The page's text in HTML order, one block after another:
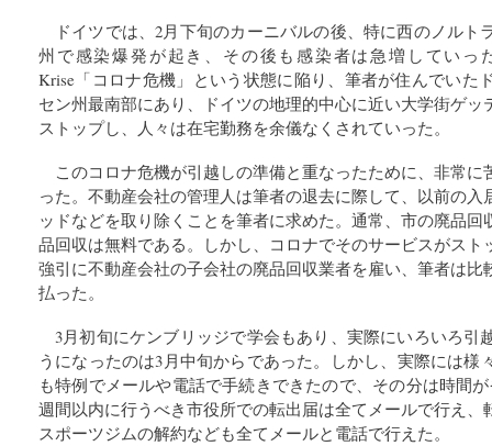
ドイツでは、2月下旬のカーニバルの後、特に西のノルト
州で感染爆発が起き、その後も感染者は急増していっ
Krise「コロナ危機」という状態に陥り、筆者が住んでいた
セン州最南部にあり、ドイツの地理的中心に近い大学街ゲ
ストップし、人々は在宅勤務を余儀なくされていった。
このコロナ危機が引越しの準備と重なったために、非常
った。不動産会社の管理人は筆者の退去に際して、以前の
ッドなどを取り除くことを筆者に求めた。通常、市の廃品
品回収は無料である。しかし、コロナでそのサービスがスト
強引に不動産会社の子会社の廃品回収業者を雇い、筆者は比
払った。
3月初旬にケンブリッジで学会もあり、実際にいろいろ引
うになったのは3月中旬からであった。しかし、実際には様
も特例でメールや電話で手続きできたので、その分は時間
週間以内に行うべき市役所での転出届は全てメールで行え、
スポーツジムの解約なども全てメールと電話で行えた。